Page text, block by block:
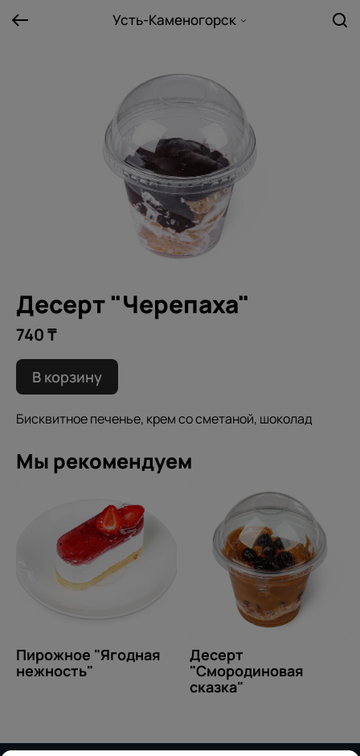
Усть-Каменогорск
Десерт "Черепаха"
740 ₸
В корзину
Бисквитное печенье, крем со сметаной, шоколад
Мы рекомендуем
Пирожное "Ягодная
нежность"
Десерт
"Смородиновая
сказка"